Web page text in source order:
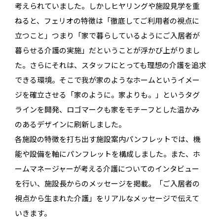
考えられていました。しかしヒヤリングや施設見学を重
ねると、フェリオの特徴は「徹底してご利用者の視点に
立つこと」つまり「家で暮らしているようにご入居者が
暮らせる介護の実施」だということが浮かび上がりまし
た。さらにそれは、スタッフにとっても理想の介護を追求
できる環境。そこで我が家のようなホームというイメー
ジを確立させる「家のように。家よりも。」というタグ
ラインを開発、ロゴマークも家をモチーフとした温かみ
のあるデザインに刷新しました。
各施設の特徴を打ち出す施設案内パンフレットでは、機
能や設備を軸にパンフレットを構成しました。また、ホ
ームマネージャーが考える介護についてのインタビュー
を行い、施設長からのメッセージを掲載。「ご入居者の
視点から生まれた介護」をリアルなメッセージで伝えて
いきます。